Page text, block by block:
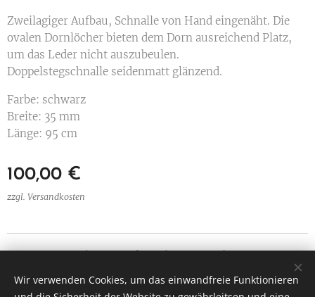
Zweilagiger Aufbau, Schnalle von Hand eingenäht. Die
ovalen Dornlöcher bieten dem Dorn ausreichend Platz,
um das Leder nicht auszubeulen.
Doppelstegschnalle seidenmatt glänzend.
Farbe: schwarz
Breite: 35 mm
Länge: 95 cm
100,00 €
zzgl. Versandkosten
Ledermanufaktur Christian Bachner
Alle Rechte vorbehalten 2025
Wir verwenden Cookies, um das einwandfreie Funktionieren